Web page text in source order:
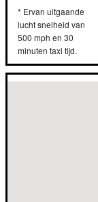
* Ervan uitgaande
lucht snelheid van
500 mph en 30
minuten taxi tijd.